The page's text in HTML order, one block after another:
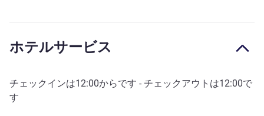
ホテルサービス
チェックインは12:00からです - チェックアウトは12:00で
す